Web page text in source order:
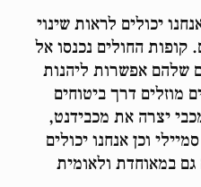
יכולים לראות שינוי
קופות החולים נכנסו אל
שלהם אפשרות ליהנות
מוזלים דרך ביטוחים
יצרה את מכבידנט,
וכן אנחנו יכולים
במאוחדת ולאומית